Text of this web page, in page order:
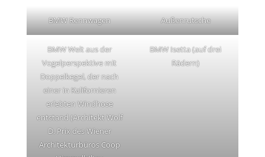
BMW Rennwagen Außenrutsche
BMW Welt aus der
Vogelperspektive mit
Doppelkegel, der nach
einer in Kalifornieren
erlebten Windhose
entstand (Architekt Wolf
D. Prix des Wiener
Architekturbüros Coop
BMW Isetta (auf drei
Rädern)